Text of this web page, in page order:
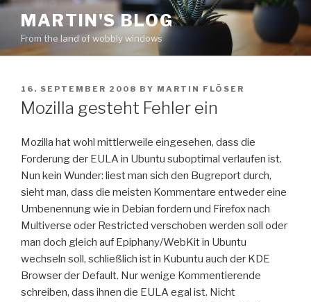
Skip
content
MARTIN'S BLOG
From the land of wobbly windows
POSTED
ON
16. SEPTEMBER 2008 BY MARTIN FLÖSER
Mozilla gesteht Fehler ein
Mozilla hat wohl mittlerweile eingesehen, dass die
Forderung der EULA in Ubuntu suboptimal verlaufen ist.
Nun kein Wunder: liest man sich den Bugreport durch,
sieht man, dass die meisten Kommentare entweder eine
Umbenennung wie in Debian fordern und Firefox nach
Multiverse oder Restricted verschoben werden soll oder
man doch gleich auf Epiphany/WebKit in Ubuntu
wechseln soll, schließlich ist in Kubuntu auch der KDE
Browser der Default. Nur wenige Kommentierende
schreiben, dass ihnen die EULA egal ist. Nicht